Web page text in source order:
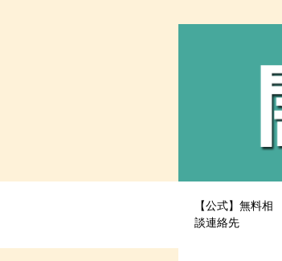
【公式】無料相
談連絡先